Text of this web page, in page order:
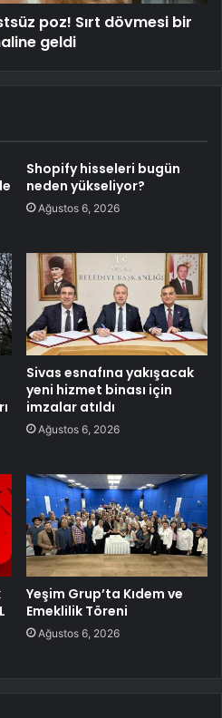
poz! Sırt dövmesi bir
geldi
Shopify hisseleri bugün
neden yükseliyor?
Ağustos 6, 2026
Sivas esnafına yakışacak
yeni hizmet binası için
imzalar atıldı
Ağustos 6, 2026
Yeşim Grup’ta Kıdem ve
Emeklilik Töreni
Ağustos 6, 2026